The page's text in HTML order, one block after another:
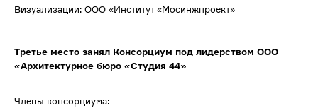
Визуализации: ООО «Институт «Мосинжпроект»
Третье место занял Консорциум под лидерством ООО
«Архитектурное бюро «Студия 44»
Члены консорциума: